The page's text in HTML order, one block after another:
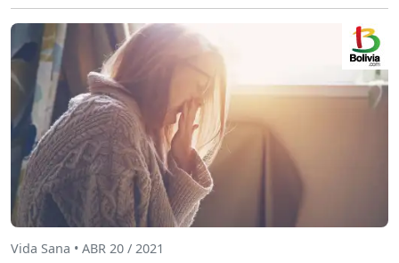
Vida Sana • ABR 20 / 2021